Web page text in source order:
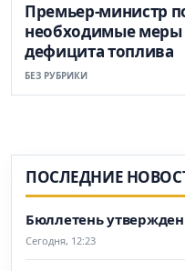
Премьер-министр
необходимые меры
дефицита топлива
БЕЗ РУБРИКИ
ПОСЛЕДНИЕ
Бюллетень утвержден
Сегодня, 12:23